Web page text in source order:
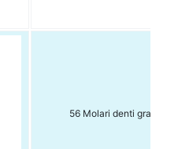
56 Molari denti grandi 1